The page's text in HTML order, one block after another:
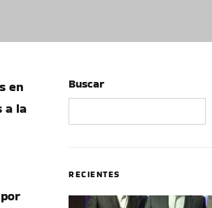
en
a la
Buscar
RECIENTES